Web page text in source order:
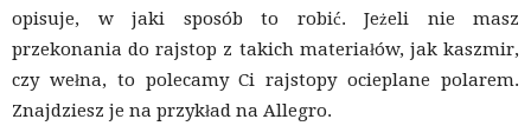
opisuje, w jaki sposób to robić. Jeżeli nie masz
przekonania do rajstop z takich materiałów, jak kaszmir,
czy wełna, to polecamy Ci rajstopy ocieplane polarem.
Znajdziesz je na przykład na Allegro.